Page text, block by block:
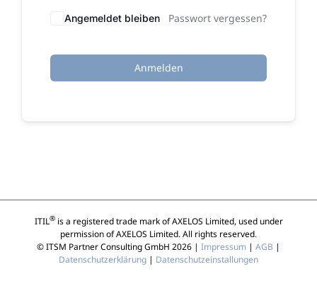
Angemeldet bleiben Passwort vergessen?
Anmelden
ITIL®is a registered trade mark of AXELOS Limited, used under
permission of AXELOS Limited. All rights reserved.
© ITSM Partner Consulting GmbH 2026 | Impressum | AGB |
Datenschutzerklärung | Datenschutzeinstallungen